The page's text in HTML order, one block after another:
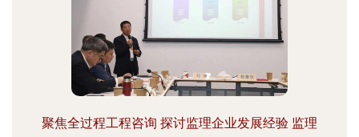
聚焦全过程工程咨询 探讨监理企业发展经验 监理